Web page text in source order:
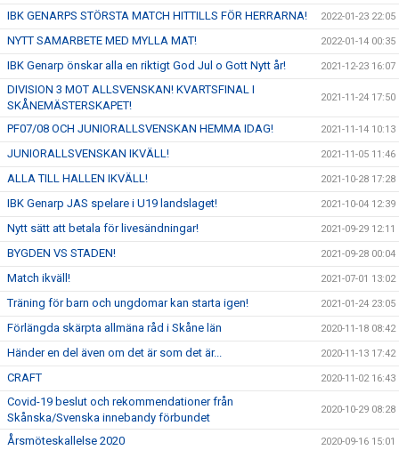
IBK GENARPS STÖRSTA MATCH HITTILLS FÖR HERRARNA! 2022-01-23 22:05
NYTT SAMARBETE MED MYLLA MAT! 2022-01-14 00:35
IBK Genarp önskar alla en riktigt God Jul o Gott Nytt år! 2021-12-23 16:07
DIVISION 3 MOT ALLSVENSKAN! KVARTSFINAL I
SKÅNEMÄSTERSKAPET!
2021-11-24 17:50
PF07/08 OCH JUNIORALLSVENSKAN HEMMA IDAG! 2021-11-14 10:13
JUNIORALLSVENSKAN IKVÄLL! 2021-11-05 11:46
ALLA TILL HALLEN IKVÄLL! 2021-10-28 17:28
IBK Genarp JAS spelare i U19 landslaget! 2021-10-04 12:39
Nytt sätt att betala för livesändningar! 2021-09-29 12:11
BYGDEN VS STADEN! 2021-09-28 00:04
Match ikväll! 2021-07-01 13:02
Träning för barn och ungdomar kan starta igen! 2021-01-24 23:05
Förlängda skärpta allmäna råd i Skåne län 2020-11-18 08:42
Händer en del även om det är som det är... 2020-11-13 17:42
CRAFT 2020-11-02 16:43
Covid-19 beslut och rekommendationer från
Skånska/Svenska innebandy förbundet
2020-10-29 08:28
Årsmöteskallelse 2020 2020-09-16 15:01